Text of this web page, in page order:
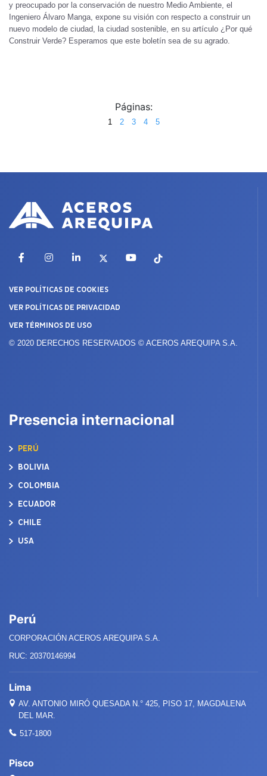
y preocupado por la conservación de nuestro Medio Ambiente, el
Ingeniero Álvaro Manga, expone su visión con respecto a construir un
nuevo modelo de ciudad, la ciudad sostenible, en su artículo ¿Por qué
Construir Verde? Esperamos que este boletín sea de su agrado.
Páginas:
1 2 3 4 5
FacebookInstagramLinkedIn YouTubeTikTok
VER POLÍTICAS DE COOKIES
VER POLÍTICAS DE PRIVACIDAD
VER TÉRMINOS DE USO
© 2020 DERECHOS RESERVADOS © ACEROS AREQUIPA S.A.
Presencia internacional
PERÚ
BOLIVIA
COLOMBIA
ECUADOR
CHILE
USA
Perú
CORPORACIÓN ACEROS AREQUIPA S.A.
RUC: 20370146994
Lima
AV. ANTONIO MIRÓ QUESADA N.° 425, PISO 17, MAGDALENA
DEL MAR.
517-1800
Pisco